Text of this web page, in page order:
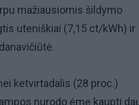
mažiausiomis šildymo
uteniškiai (7,15 ct/kWh) ir
ketvirtadalis (28 proc.)
nurodo ėmę kaupti